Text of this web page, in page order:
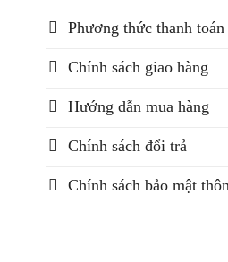
Phương thức thanh toán
Chính sách giao hàng
Hướng dẫn mua hàng
Chính sách đổi trả
Chính sách bảo mật